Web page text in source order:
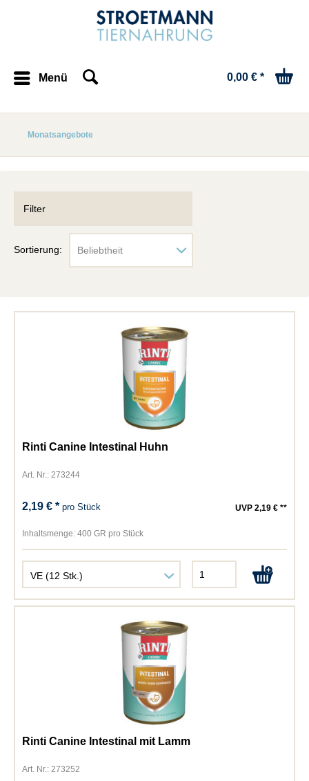
Menü 0,00 € *
Monatsangebote
Filter
Sortierung:
Rinti Canine Intestinal Huhn
Art. Nr.: 273244
2,19 € *pro Stück UVP 2,19 € **
Inhaltsmenge: 400 GR pro Stück
Rinti Canine Intestinal mit Lamm
Art. Nr.: 273252